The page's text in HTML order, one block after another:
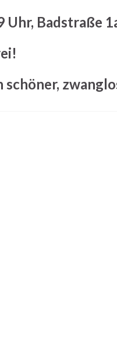
Uhr, Badstraße
schöner,